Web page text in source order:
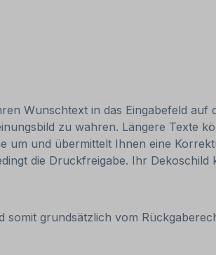
Wunschtext in das Eingabefeld auf
zu wahren. Längere Texte
um und übermittelt Ihnen eine
die Druckfreigabe. Ihr Dekoschild
grundsätzlich vom